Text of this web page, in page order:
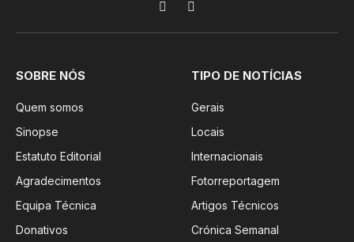
FacebookInstagram
SOBRE NÓS
Quem somos
Sinopse
Estatuto Editorial
Agradecimentos
Equipa Técnica
Donativos
TIPO DE NOTÍCIAS
Gerais
Locais
Internacionais
Fotorreportagem
Artigos Técnicos
Crónica Semanal